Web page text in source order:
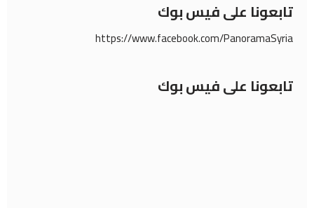
تابعونا على فيس بوك
https://www.facebook.com/PanoramaSyria
تابعونا على فيس بوك